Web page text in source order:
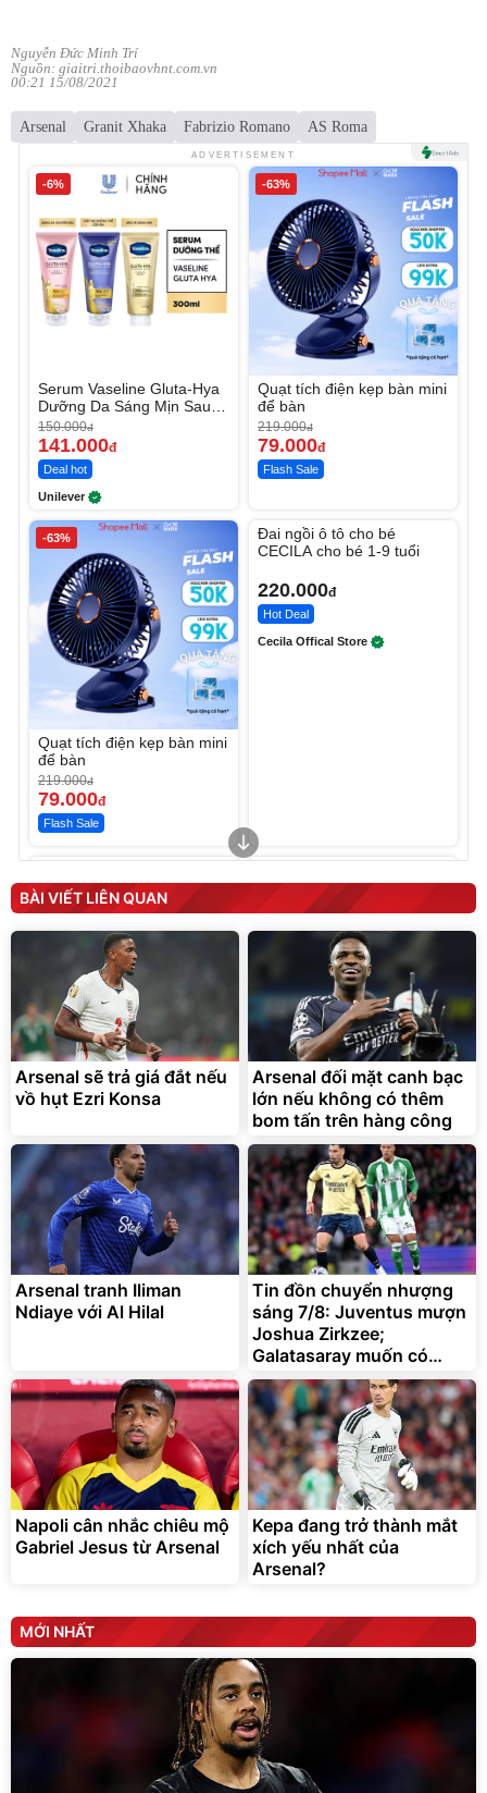
Nguyễn Đức Minh Trí
Nguồn: giaitri.thoibaovhnt.com.vn
00:21 15/08/2021
Arsenal Granit Xhaka Fabrizio Romano AS Roma
ADVERTISEMENT
-6%
Serum Vaseline Gluta-Hya
Dưỡng Da Sáng Mịn Sau 7
Ngày
150.000đ
141.000đ
Deal hot
Unilever
-63%
Quạt tích điện kẹp bàn mini
để bàn
219.000đ
79.000đ
Flash Sale
-63%
Quạt tích điện kẹp bàn mini
để bàn
219.000đ
79.000đ
Flash Sale
Đai ngồi ô tô cho bé
CECILA cho bé 1-9 tuổi
220.000đ
Hot Deal
Cecila Offical Store
tức thì Vaseline Body
190.000đ
138.330đ
D2-001 - Thông Minh
3.000.000
2.200.000đ
Unmute
Vali Bamozo Khung Nhôm
9066 Size 20/24/28 Cao
Cấp
1.000.000đ
825.000đ
Flash Sale
Lót ghế ôtô, nâng lưng
chống nóng giúp thoải mái
trong di chuyển
295.000đ
Đã bán nhiều
BÀI VIẾT LIÊN QUAN
Arsenal sẽ trả giá đắt nếu
vồ hụt Ezri Konsa
Arsenal đối mặt canh bạc
lớn nếu không có thêm
bom tấn trên hàng công
Arsenal tranh Iliman
Ndiaye với Al Hilal
Tin đồn chuyển nhượng
sáng 7/8: Juventus mượn
Joshua Zirkzee;
Galatasaray muốn có
Gabriel Martinelli
Napoli cân nhắc chiêu mộ
Gabriel Jesus từ Arsenal
Kepa đang trở thành mắt
xích yếu nhất của
Arsenal?
MỚI NHẤT